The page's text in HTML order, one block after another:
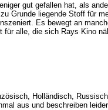
gut gefallen hat, als
Grunde liegende Stoff für
Es bewegt an
für alle, die sich Rays Kino
Holländisch,
aus und beschreiben